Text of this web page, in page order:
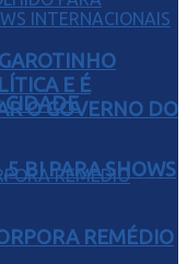
CIDADE
BI PARA SHOWS
E É
O GOVERNO DO
REMÉDIO